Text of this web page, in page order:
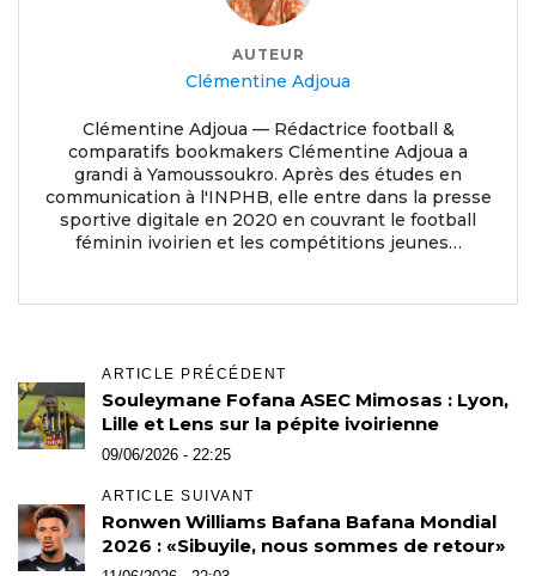
AUTEUR
Clémentine Adjoua
Clémentine Adjoua — Rédactrice football &
comparatifs bookmakers Clémentine Adjoua a
grandi à Yamoussoukro. Après des études en
communication à l'INPHB, elle entre dans la presse
sportive digitale en 2020 en couvrant le football
féminin ivoirien et les compétitions jeunes…
ARTICLE PRÉCÉDENT
Souleymane Fofana ASEC Mimosas : Lyon,
Lille et Lens sur la pépite ivoirienne
09/06/2026 - 22:25
ARTICLE SUIVANT
Ronwen Williams Bafana Bafana Mondial
2026 : «Sibuyile, nous sommes de retour»